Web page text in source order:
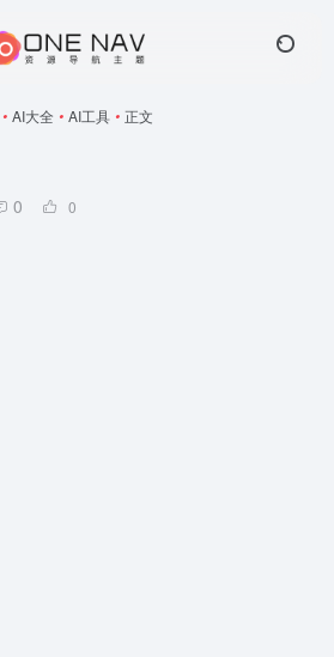
• AI大全 • AI工具 • 正文
0 0